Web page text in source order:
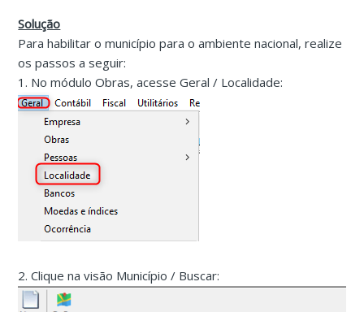
Solução
Para habilitar o município para o ambiente nacional, realize
os passos a seguir:
1. No módulo Obras, acesse Geral / Localidade:
2. Clique na visão Município / Buscar: